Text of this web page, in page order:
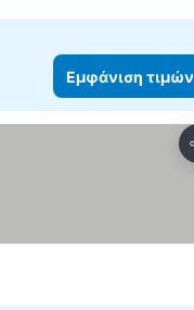
Εμφάνιση τιμών